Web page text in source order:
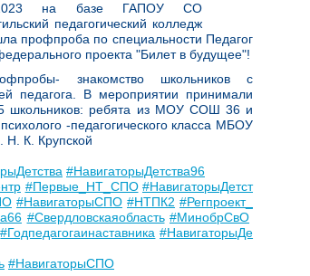
на базе ГАПОУ СО
педагогический колледж
профпроба по специальности Педагог
проекта "Билет в будущее"!
знакомство школьников с
педагога. В мероприятии принимали
школьников: ребята из МОУ СОШ 36 и
-педагогического класса МБОУ
К. Крупской
#НавигаторыДетства96
#Первые_НТ_СПО #НавигаторыДетст
#НавигаторыСПО #НТПК2 #Регпроект_
#Свердловскаяобласть #МинобрСвО
#Годпедагогаинаставника #НавигаторыДе
#НавигаторыСПО